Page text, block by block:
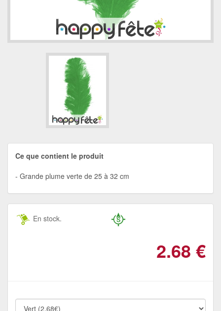
Ce que contient le produit
Grande plume verte de 25 à 32 cm
En stock.
2.68 €